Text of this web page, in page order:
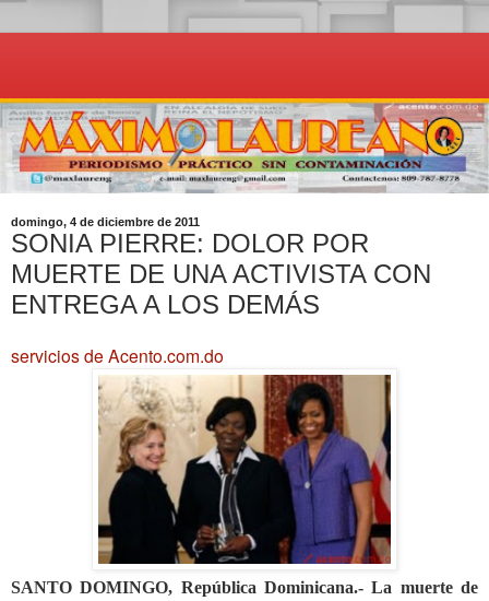
domingo, 4 de diciembre de 2011
SONIA PIERRE: DOLOR POR
MUERTE DE UNA ACTIVISTA CON
ENTREGA A LOS DEMÁS
servicios de Acento.com.do
SANTO DOMINGO, República Dominicana.- La muerte de